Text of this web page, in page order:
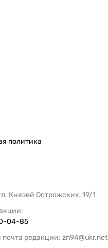
политика
Князей Острожских, 19/1
04-85
почта редакции: zn94@ukr.net